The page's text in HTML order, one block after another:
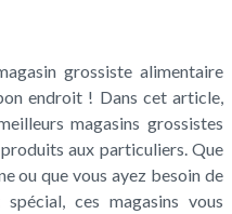
grossiste alimentaire
endroit ! Dans cet article,
magasins grossistes
aux particuliers. Que
ou que vous ayez besoin de
ces magasins vous